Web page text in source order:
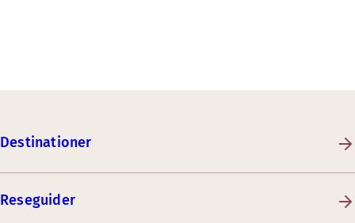
Destinationer
Reseguider